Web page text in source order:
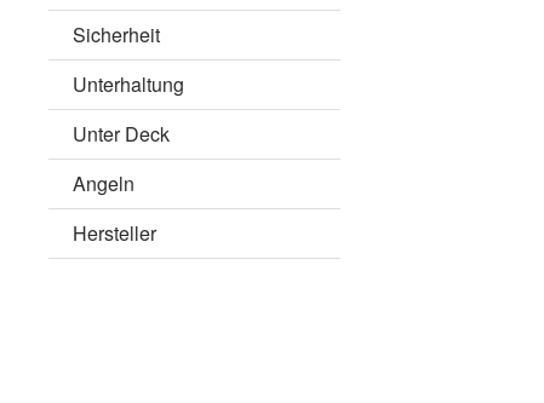
Sicherheit
Unterhaltung
Unter Deck
Angeln
Hersteller